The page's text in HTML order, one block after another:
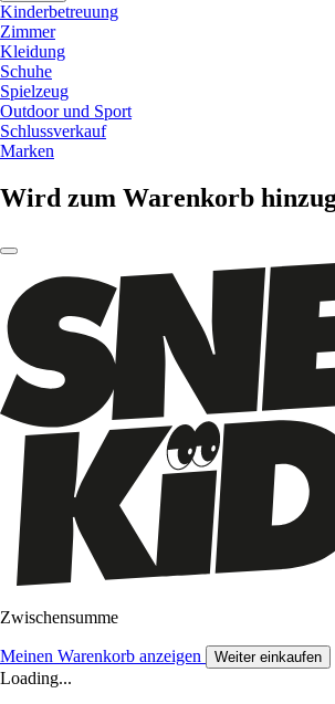
Kinderbetreuung
Zimmer
Kleidung
Schuhe
Spielzeug
Outdoor und Sport
Schlussverkauf
Marken
Wird zum Warenkorb
Zwischensumme
Meinen Warenkorb anzeigen Weiter einkaufen
Loading...